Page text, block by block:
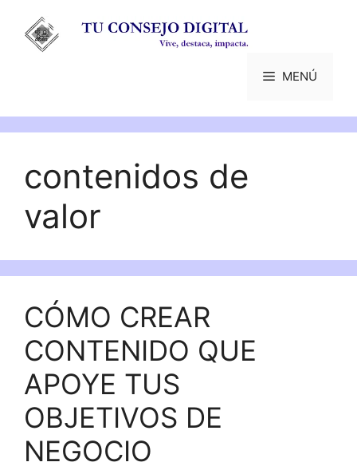
contenido
MENÚ
contenidos de
valor
CÓMO CREAR
CONTENIDO QUE
APOYE TUS
OBJETIVOS DE
NEGOCIO